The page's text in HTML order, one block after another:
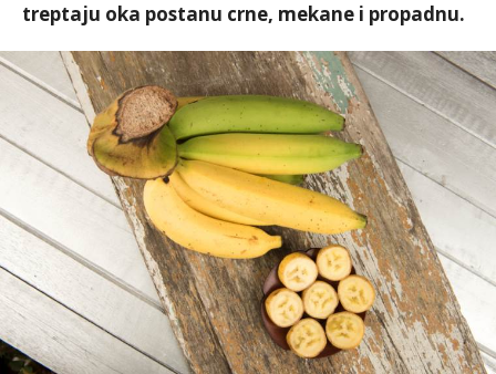
treptaju oka postanu crne, mekane i propadnu.